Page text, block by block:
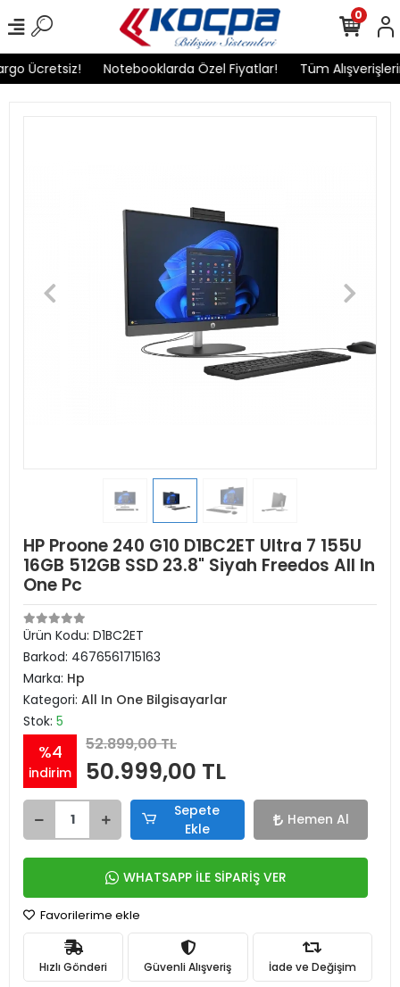
Notebooklarda Özel Fiyatlar! Tüm Alışverişlerinizde
0
HP Proone 240 G10 D1BC2ET Ultra 7 155U
16GB 512GB SSD 23.8" Siyah Freedos All In
One Pc
Ürün Kodu: D1BC2ET
Barkod: 4676561715163
Marka: Hp
Kategori: All In One Bilgisayarlar
Stok: 5
%4
indirim
52.899,00 TL
50.999,00 TL
Sepete
Ekle
Hemen Al
WHATSAPP İLE SİPARİŞ VER
Favorilerime ekle
Hızlı Gönderi Güvenli Alışveriş İade ve Değişim